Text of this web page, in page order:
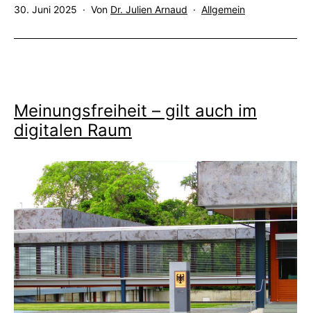
Veröffentlicht
30. Juni 2025 Von Dr. Julien Arnaud
Kategorisiert
Allgemein
Meinungsfreiheit – gilt auch im
digitalen Raum